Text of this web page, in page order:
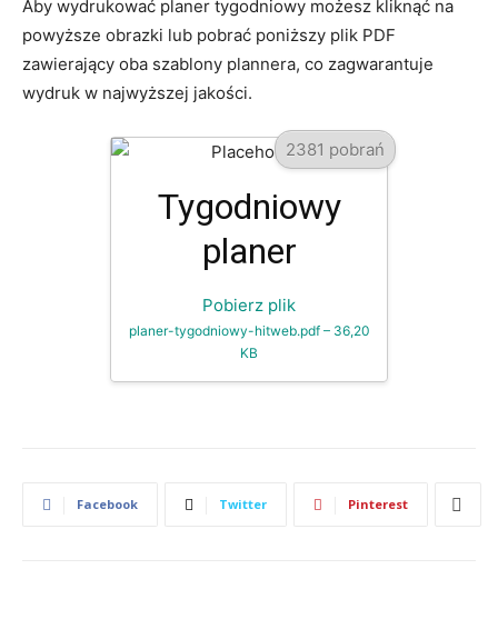
Aby wydrukować planer tygodniowy możesz kliknąć na
powyższe obrazki lub pobrać poniższy plik PDF
zawierający oba szablony plannera, co zagwarantuje
wydruk w najwyższej jakości.
2381 pobrań
Tygodniowy
planer
Pobierz plik
planer-tygodniowy-hitweb.pdf – 36,20
KB
Facebook Twitter Pinterest